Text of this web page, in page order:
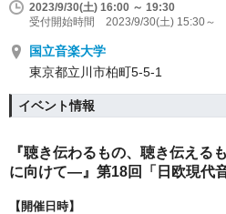
2023/9/30(土) 16:00 ～ 19:30
受付開始時間 2023/9/30(土) 15:30～
国立音楽大学
東京都立川市柏町5-5-1
イベント情報
『聴き伝わるもの、聴き伝え
に向けて―』第18回「日欧現代
【開催日時】